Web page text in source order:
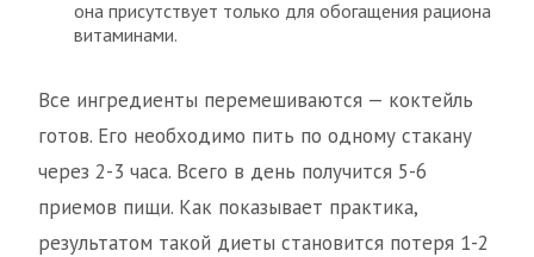
она присутствует только для обогащения рациона
витаминами.
Все ингредиенты перемешиваются — коктейль
готов. Его необходимо пить по одному стакану
через 2-3 часа. Всего в день получится 5-6
приемов пищи. Как показывает практика,
результатом такой диеты становится потеря 1-2